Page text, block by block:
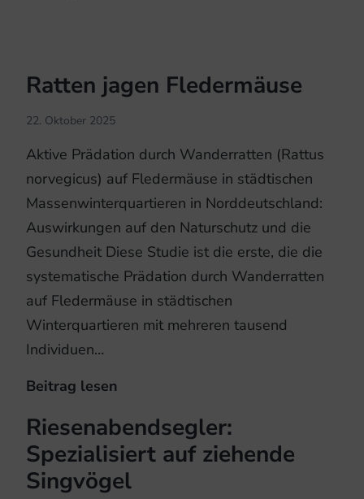
Fledermäusen
und
Ostsee
Ratten jagen Fledermäuse
22. Oktober 2025
Aktive Prädation durch Wanderratten (Rattus
norvegicus) auf Fledermäuse in städtischen
Massenwinterquartieren in Norddeutschland:
Auswirkungen auf den Naturschutz und die
Gesundheit Diese Studie ist die erste, die die
systematische Prädation durch Wanderratten
auf Fledermäuse in städtischen
Winterquartieren mit mehreren tausend
Individuen…
Beitrag lesen
Fledermäuse
Riesenabendsegler:
Spezialisiert auf ziehende
Singvögel